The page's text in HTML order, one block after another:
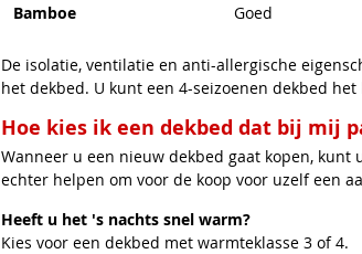
Bamboe Goed
De isolatie, ventilatie en anti-allergische
het dekbed. U kunt een 4-seizoenen dekbed
Hoe kies ik een dekbed dat bij mij
Wanneer u een nieuw dekbed gaat kopen,
echter helpen om voor de koop voor uzelf een
Heeft u het 's nachts snel warm?
Kies voor een dekbed met warmteklasse 3 of 4.